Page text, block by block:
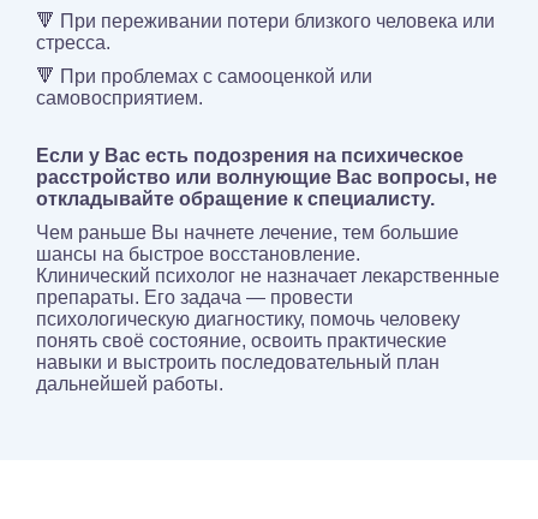
🔻 При переживании потери близкого человека или
стресса.
🔻 При проблемах с самооценкой или
самовосприятием.
Если у Вас есть подозрения на психическое
расстройство или волнующие Вас вопросы, не
откладывайте обращение к специалисту.
Чем раньше Вы начнете лечение, тем большие
шансы на быстрое восстановление.
Клинический психолог не назначает лекарственные
препараты. Его задача — провести
психологическую диагностику, помочь человеку
понять своё состояние, освоить практические
навыки и выстроить последовательный план
дальнейшей работы.